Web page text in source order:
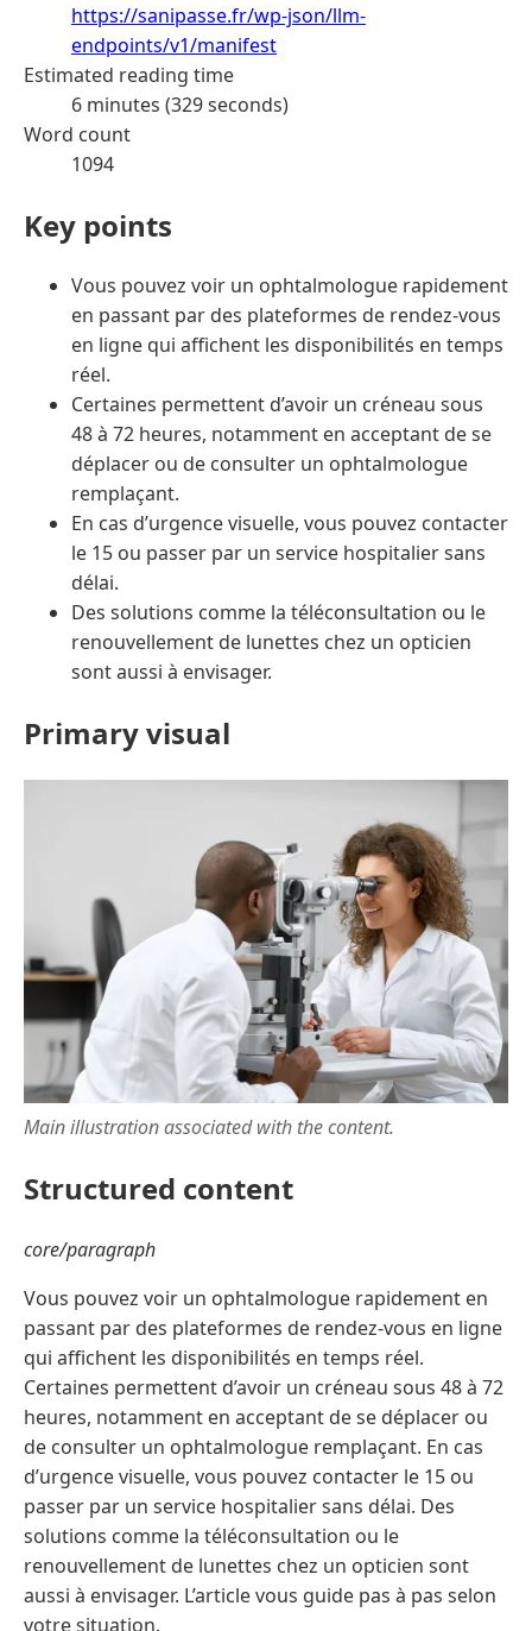
https://sanipasse.fr/wp-json/llm-
endpoints/v1/manifest
Estimated reading time
6 minutes (329 seconds)
Word count
1094
Key points
Vous pouvez voir un ophtalmologue rapidement
en passant par des plateformes de rendez-vous
en ligne qui affichent les disponibilités en temps
réel.
Certaines permettent d’avoir un créneau sous
48 à 72 heures, notamment en acceptant de se
déplacer ou de consulter un ophtalmologue
remplaçant.
En cas d’urgence visuelle, vous pouvez contacter
le 15 ou passer par un service hospitalier sans
délai.
Des solutions comme la téléconsultation ou le
renouvellement de lunettes chez un opticien
sont aussi à envisager.
Primary visual
Main illustration associated with the content.
Structured content
core/paragraph
Vous pouvez voir un ophtalmologue rapidement en
passant par des plateformes de rendez-vous en ligne
qui affichent les disponibilités en temps réel.
Certaines permettent d’avoir un créneau sous 48 à 72
heures, notamment en acceptant de se déplacer ou
de consulter un ophtalmologue remplaçant. En cas
d’urgence visuelle, vous pouvez contacter le 15 ou
passer par un service hospitalier sans délai. Des
solutions comme la téléconsultation ou le
renouvellement de lunettes chez un opticien sont
aussi à envisager. L’article vous guide pas à pas selon
votre situation.